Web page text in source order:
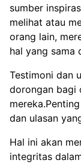
sumber
melihat atau
orang lain,
hal yang sama
Testimoni dan
dorongan bagi
dan ulasan
Hal ini akan
integritas